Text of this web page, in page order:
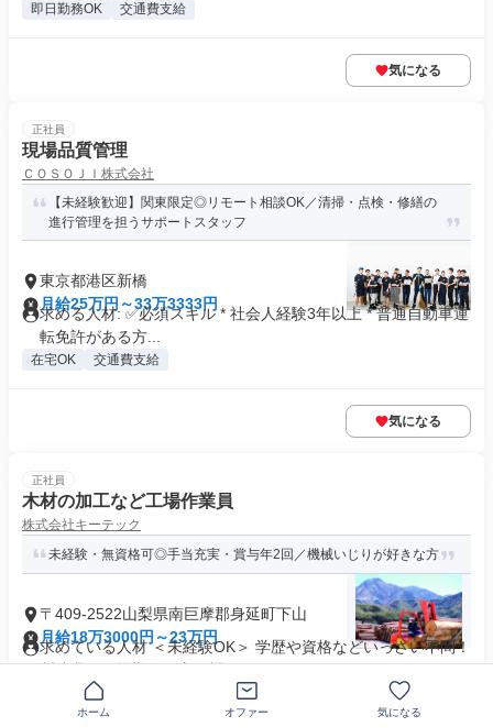
即日勤務OK 交通費支給
気になる
正社員
現場品質管理
ＣＯＳＯＪＩ株式会社
【未経験歓迎】関東限定◎リモート相談OK／清掃・点検・修繕の
進行管理を担うサポートスタッフ
東京都港区新橋
月給25万円～33万3333円
求める人材: ✅必須スキル * 社会人経験3年以上 * 普通自動車運
転免許がある方...
在宅OK 交通費支給
気になる
正社員
木材の加工など工場作業員
株式会社キーテック
未経験・無資格可◎手当充実・賞与年2回／機械いじりが好きな方
〒409-2522山梨県南巨摩郡身延町下山
月給18万3000円～23万円
求めている人材 ＜未経験OK＞ 学歴や資格などいっさい不問！
製造業や工場勤務の方、機...
業界未経験歓迎
ホーム オファー 気になる